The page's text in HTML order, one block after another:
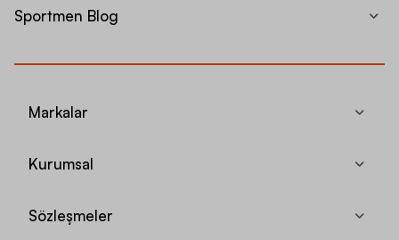
Sportmen Blog
Markalar
Kurumsal
Sözleşmeler